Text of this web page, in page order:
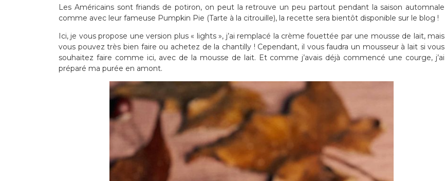
Les Américains sont friands de potiron, on peut la retrouve un peu partout pendant la saison automnale
comme avec leur fameuse Pumpkin Pie (Tarte à la citrouille), la recette sera bientôt disponible sur le blog !
Ici, je vous propose une version plus « lights », j’ai remplacé la crème fouettée par une mousse de lait, mais
vous pouvez très bien faire ou achetez de la chantilly ! Cependant, il vous faudra un mousseur à lait si vous
souhaitez faire comme ici, avec de la mousse de lait. Et comme j’avais déjà commencé une courge, j’ai
préparé ma purée en amont.